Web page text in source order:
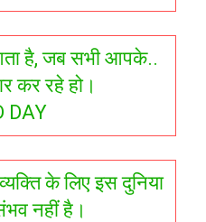
है, जब सभी आपके..
कर रहे हो।
DAY
के लिए इस दुनिया
नहीं है।